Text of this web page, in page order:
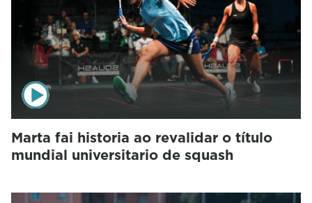
Marta fai historia ao revalidar o título
mundial universitario de squash